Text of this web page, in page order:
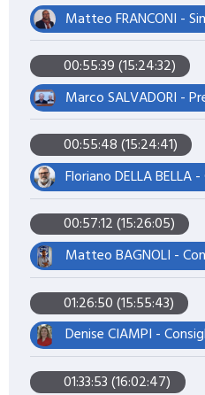
Matteo FRANCONI -
00:55:39 (15:24:32)
Marco SALVADORI -
00:55:48 (15:24:41)
Floriano DELLA BELLA
00:57:12 (15:26:05)
Matteo BAGNOLI -
01:26:50 (15:55:43)
Denise CIAMPI -
01:33:53 (16:02:47)